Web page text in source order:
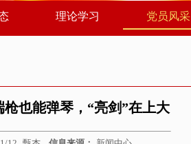
理论学习 党员风采
也能弹琴，“亮剑”在上大